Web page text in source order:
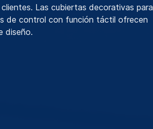
Las cubiertas decorativas para
de control con función táctil ofrecen
diseño.